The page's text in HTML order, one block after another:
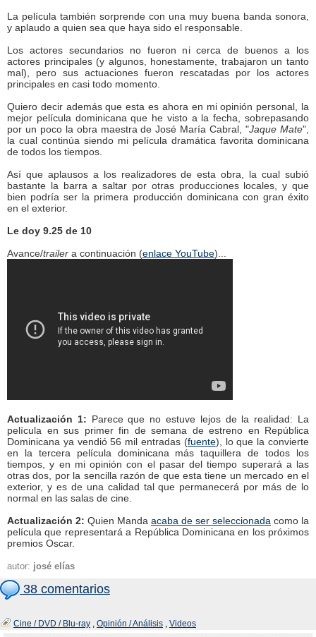
La película también sorprende con una muy buena banda sonora,
y aplaudo a quien sea que haya sido el responsable.
Los actores secundarios no fueron ni cerca de buenos a los
actores principales (y algunos, honestamente, trabajaron un tanto
mal), pero sus actuaciones fueron rescatadas por los actores
principales en casi todo momento.
Quiero decir además que esta es ahora en mi opinión personal, la
mejor película dominicana que he visto a la fecha, sobrepasando
por un poco la obra maestra de José María Cabral, "Jaque Mate",
la cual continúa siendo mi película dramática favorita dominicana
de todos los tiempos.
Así que aplausos a los realizadores de esta obra, la cual subió
bastante la barra a saltar por otras producciones locales, y que
bien podría ser la primera producción dominicana con gran éxito
en el exterior.
Le doy 9.25 de 10
Avance/trailer a continuación (enlace YouTube)...
Actualización 1: Parece que no estuve lejos de la realidad: La
película en sus primer fin de semana de estreno en República
Dominicana ya vendió 56 mil entradas (fuente), lo que la convierte
en la tercera película dominicana más taquillera de todos los
tiempos, y en mi opinión con el pasar del tiempo superará a las
otras dos, por la sencilla razón de que esta tiene un mercado en el
exterior, y es de una calidad tal que permanecerá por más de lo
normal en las salas de cine.
Actualización 2: Quien Manda acaba de ser seleccionada como la
película que representará a República Dominicana en los próximos
premios Oscar.
autor: josé elías
38 comentarios
Cine / DVD / Blu-ray , Opinión / Análisis , Videos